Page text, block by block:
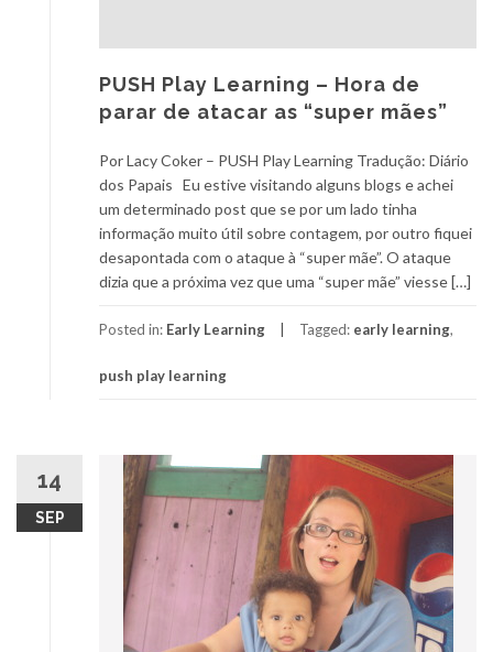
PUSH Play Learning – Hora de
parar de atacar as “super mães”
Por Lacy Coker – PUSH Play Learning Tradução: Diário
dos Papais Eu estive visitando alguns blogs e achei
um determinado post que se por um lado tinha
informação muito útil sobre contagem, por outro fiquei
desapontada com o ataque à “super mãe”. O ataque
dizia que a próxima vez que uma “super mãe” viesse […]
Posted in: Early Learning Tagged: early learning,
push play learning
14
SEP